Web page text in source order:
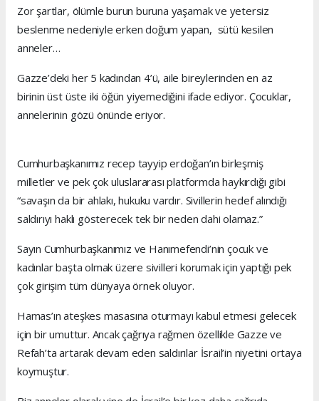
Zor şartlar, ölümle burun buruna yaşamak ve yetersiz
beslenme nedeniyle erken doğum yapan, sütü kesilen
anneler…
Gazze’deki her 5 kadından 4’ü, aile bireylerinden en az
birinin üst üste iki öğün yiyemediğini ifade ediyor. Çocuklar,
annelerinin gözü önünde eriyor.
Cumhurbaşkanımız recep tayyip erdoğan’ın birleşmiş
milletler ve pek çok uluslararası platformda haykırdığı gibi
“savaşın da bir ahlakı, hukuku vardır. Sivillerin hedef alındığı
saldırıyı haklı gösterecek tek bir neden dahi olamaz.”
Sayın Cumhurbaşkanımız ve Hanımefendi’nin çocuk ve
kadınlar başta olmak üzere sivilleri korumak için yaptığı pek
çok girişim tüm dünyaya örnek oluyor.
Hamas’ın ateşkes masasına oturmayı kabul etmesi gelecek
için bir umuttur. Ancak çağrıya rağmen özellikle Gazze ve
Refah’ta artarak devam eden saldırılar İsrail’in niyetini ortaya
koymuştur.